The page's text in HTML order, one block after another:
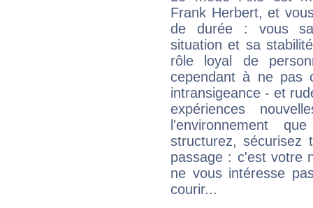
Frank Herbert, et
de durée : vous
situation et sa
rôle loyal de
cependant à ne pas
intransigeance - et
expériences
l'environnement
structurez, sécurisez
passage : c'est votre
ne vous intéresse
courir...